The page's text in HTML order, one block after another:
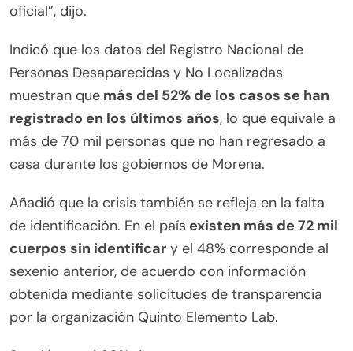
oficial”, dijo.
Indicó que los datos del Registro Nacional de
Personas Desaparecidas y No Localizadas
muestran que más del 52% de los casos se han
registrado en los últimos años, lo que equivale a
más de 70 mil personas que no han regresado a
casa durante los gobiernos de Morena.
Añadió que la crisis también se refleja en la falta
de identificación. En el país existen más de 72 mil
cuerpos sin identificar y el 48% corresponde al
sexenio anterior, de acuerdo con información
obtenida mediante solicitudes de transparencia
por la organización Quinto Elemento Lab.